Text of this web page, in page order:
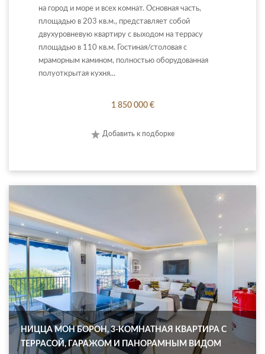
на город и море и всех комнат. Основная часть,
площадью в 203 кв.м., представляет собой
двухуровневую квартиру с выходом на террасу
площадью в 110 кв.м. Гостиная/столовая с
мраморным камином, полностью оборудованная
полуоткрытая кухня...
1 850 000 €
Добавить к подборке
НИЦЦА МОН БОРОН, 3-КОМНАТНАЯ КВАРТИРА С
ТЕРРАСОЙ, ГАРАЖОМ И ПАНОРАМНЫМ ВИДОМ